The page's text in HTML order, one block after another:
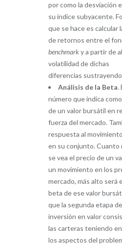
por como la desviación
su índice subyacente.
que se hace es calcular
de retornos entre el
benchmarky a partir de
volatilidad de dichas
diferencias
Análisis de la Beta.
número que indica
de un valor bursátil en
fuerza del mercado.
respuesta al
en su conjunto. Cuanto
se vea el precio de un
un movimiento en los
mercado, más alto será
beta de ese valor
que la segunda etapa
inversión en valor
las carteras teniendo
los aspectos del